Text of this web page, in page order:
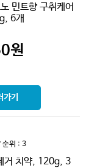
민트향 구취케어
6개
원
가기
순위 : 3
거 치약, 120g, 3